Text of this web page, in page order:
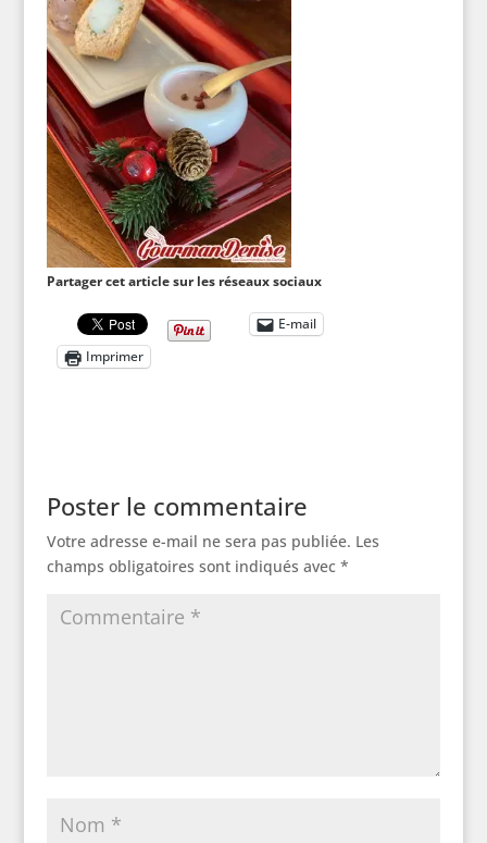
Partager cet article sur les réseaux sociaux
E-mail
Imprimer
Poster le commentaire
Votre adresse e-mail ne sera pas publiée. Les
champs obligatoires sont indiqués avec *